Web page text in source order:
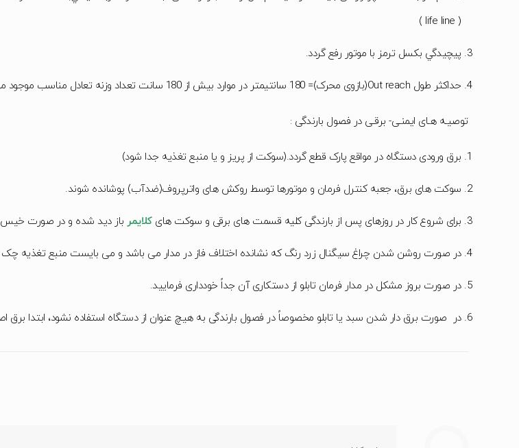
( life line )
پيچيدگي بكسل ترمز با موتور رفع گردد.
حداکثر طول Out reach(بازوی محرک)= 180 سانتیمتر در موارد بیش از 180 سانت تعداد وزنه تعادل مناسب موجود می باشد.
توصیـه هـای ایمنـی- برقـی در فصول بارندگی :
برق ورودی دستگاه در مواقع پارک قطع گردد.(سوکت از پریز و یا منبع تغذیه جدا شود)
سوکت های برق، جعبه کنترل فرمان و موتورها توسط روکش های واترپروف(ضدآب) پوشانده شوند.
برای شروع کار در روزهای پس از بارندگی کلیه قسمت های برقی و سوکت هایکلایمر باز دید شده و در صورت خیس
در صورت روشن شدن چراغ سیگنال زرد رنگ که نشانده اختلاف فاز در مدار می باشد و می بایست منبع تغذیه
در صورت بروز مشکل در مدار فرمان تابلو از دستکاری آن جداً خودداری فرمایید.
در صورت برق دار شدن سبد یا تابلو مخصوصاً در فصول بارندگی به هیچ عنوان از دستگاه استفاده نشود، ابتدا